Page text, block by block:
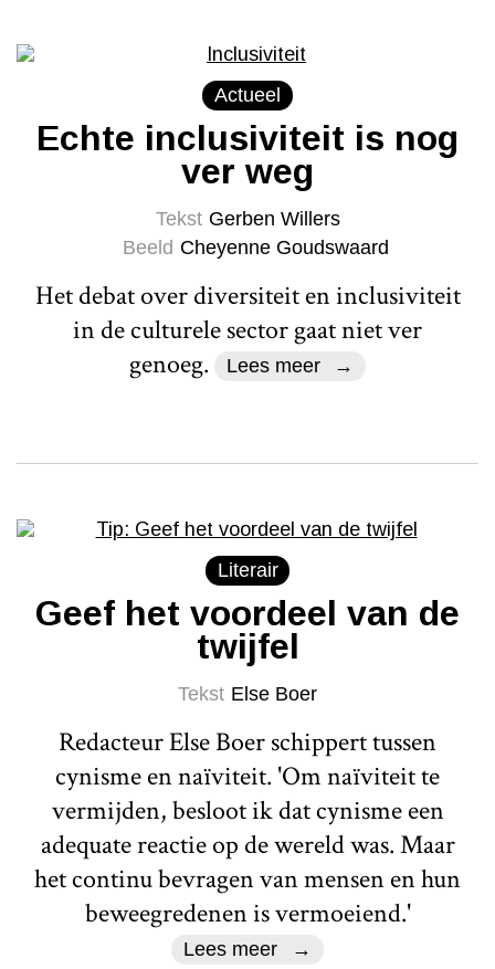
Actueel
Echte inclusiviteit is nog
ver weg
Tekst Gerben Willers
Beeld Cheyenne Goudswaard
Het debat over diversiteit en inclusiviteit
in de culturele sector gaat niet ver
genoeg.
Lees meer
Literair
Geef het voordeel van de
twijfel
Tekst Else Boer
Redacteur Else Boer schippert tussen
cynisme en naïviteit. 'Om naïviteit te
vermijden, besloot ik dat cynisme een
adequate reactie op de wereld was. Maar
het continu bevragen van mensen en hun
beweegredenen is vermoeiend.'
Lees meer